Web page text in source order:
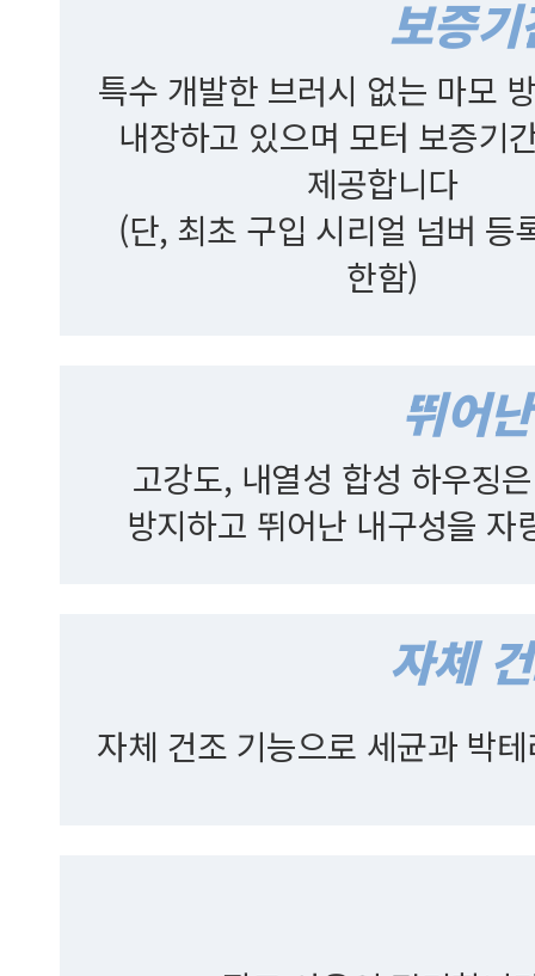
특수 개발한 브러시 없는 마모
내장하고 있으며 모터 보증기
제공합니다
(단, 최초 구입 시리얼 넘버 등
한함)
고강도, 내열성 합성 하우징
방지하고 뛰어난 내구성을 자
자체 건조 기능으로 세균과 박